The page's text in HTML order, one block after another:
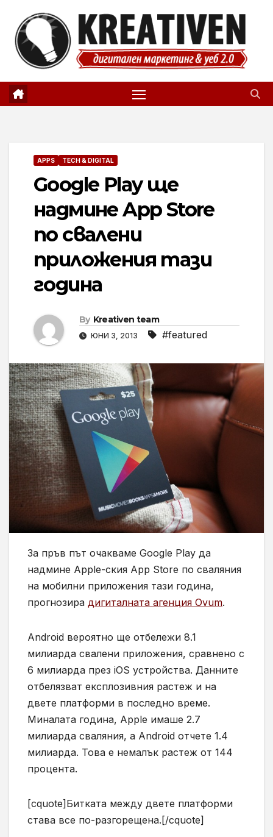
content
APPS TECH & DIGITAL
Google Play ще
надмине App Store
по свалени
приложения тази
година
By Kreativen team
ЮНИ 3, 2013 #featured
За пръв път очакваме Google Play да
надмине Apple-ския App Store по сваляния
на мобилни приложения тази година,
прогнозира дигиталната агенция Ovum.
Android вероятно ще отбележи 8.1
милиарда свалени приложения, сравнено с
6 милиарда през iOS устройства. Данните
отбелязват експлозивния растеж и на
двете платформи в последно време.
Миналата година, Apple имаше 2.7
милиарда сваляния, а Android отчете 1.4
милиарда. Това е немалък растеж от 144
процента.
[cquote]Битката между двете платформи
става все по-разгорещена.[/cquote]